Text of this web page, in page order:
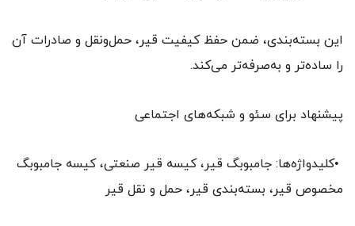
این بسته‌بندی، ضمن حفظ کیفیت قیر، حمل‌ونقل و صادرات آن
را ساده‌تر و به‌صرفه‌تر می‌کند.
پیشنهاد برای سئو و شبکه‌های اجتماعی
•کلیدواژه‌ها: جامبوبگ قیر، کیسه قیر صنعتی، کیسه جامبوبگ
مخصوص قیر، بسته‌بندی قیر، حمل و نقل قیر